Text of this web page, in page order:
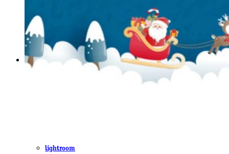
pracovné ponuky
ZÁKAZKY
FREE
NÁVODY
lightroom